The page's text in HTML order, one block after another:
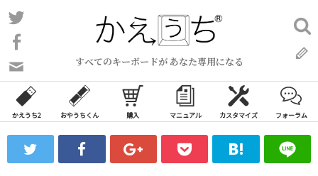
コ
ン
ン
ツ
ス
ッ
すべてのキーボードが あなた専用になる
い
合
わ
フ
ォ
検
索:
かえうち2 おやうちくん 購入 マニュアル カスタマイズ フォーラム